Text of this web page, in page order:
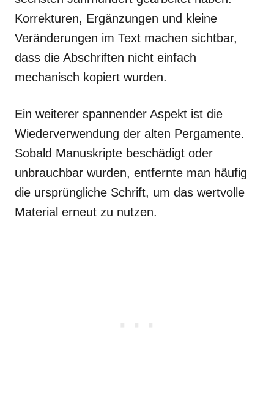
Korrekturen, Ergänzungen und kleine
Veränderungen im Text machen sichtbar,
dass die Abschriften nicht einfach
mechanisch kopiert wurden.
Ein weiterer spannender Aspekt ist die
Wiederverwendung der alten Pergamente.
Sobald Manuskripte beschädigt oder
unbrauchbar wurden, entfernte man häufig
die ursprüngliche Schrift, um das wertvolle
Material erneut zu nutzen.